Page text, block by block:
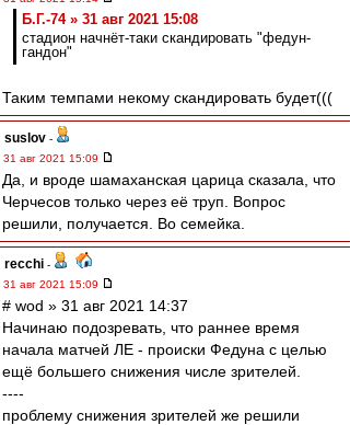
Б.Г.-74 » 31 авг 2021 15:08
стадион начнёт-таки скандировать "федун-
гандон"
Таким темпами некому скандировать будет(((
suslov -
31 авг 2021 15:09
Да, и вроде шамаханская царица сказала, что
Черчесов только через её труп. Вопрос
решили, получается. Во семейка.
recchi -
31 авг 2021 15:09
# wod » 31 авг 2021 14:37
Начинаю подозревать, что раннее время
начала матчей ЛЕ - происки Федуна с целью
ещё большего снижения числе зрителей.
----
проблему снижения зрителей же решили